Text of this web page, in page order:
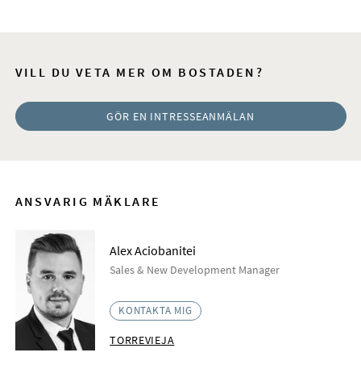
VILL DU VETA MER OM BOSTADEN?
GÖR EN INTRESSEANMÄLAN
ANSVARIG MÄKLARE
Alex Aciobanitei
Sales & New Development Manager
KONTAKTA MIG
TORREVIEJA